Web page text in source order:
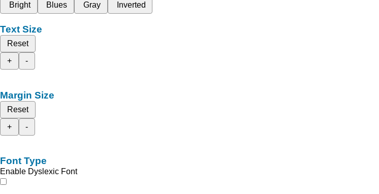
Bright
Blues Gray Inverted
Text Size
Reset
+
-
Margin Size
Reset
+
-
Font Type
Enable Dyslexic Font